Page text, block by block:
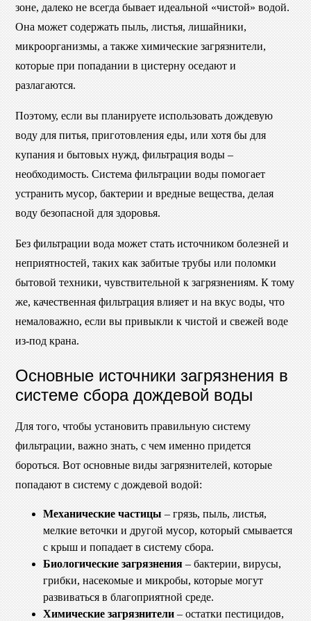
зоне, далеко не всегда бывает идеальной «чистой» водой.
Она может содержать пыль, листья, лишайники,
микроорганизмы, а также химические загрязнители,
которые при попадании в цистерну оседают и
разлагаются.
Поэтому, если вы планируете использовать дождевую
воду для питья, приготовления еды, или хотя бы для
купания и бытовых нужд, фильтрация воды –
необходимость. Система фильтрации воды помогает
устранить мусор, бактерии и вредные вещества, делая
воду безопасной для здоровья.
Без фильтрации вода может стать источником болезней и
неприятностей, таких как забитые трубы или поломки
бытовой техники, чувствительной к загрязнениям. К тому
же, качественная фильтрация влияет и на вкус воды, что
немаловажно, если вы привыкли к чистой и свежей воде
из-под крана.
Основные источники загрязнения в
системе сбора дождевой воды
Для того, чтобы установить правильную систему
фильтрации, важно знать, с чем именно придется
бороться. Вот основные виды загрязнителей, которые
попадают в систему с дождевой водой:
Механические частицы– грязь, пыль, листья,
мелкие веточки и другой мусор, который смывается
с крыш и попадает в систему сбора.
Биологические загрязнения– бактерии, вирусы,
грибки, насекомые и микробы, которые могут
развиваться в благоприятной среде.
Химические загрязнители– остатки пестицидов,